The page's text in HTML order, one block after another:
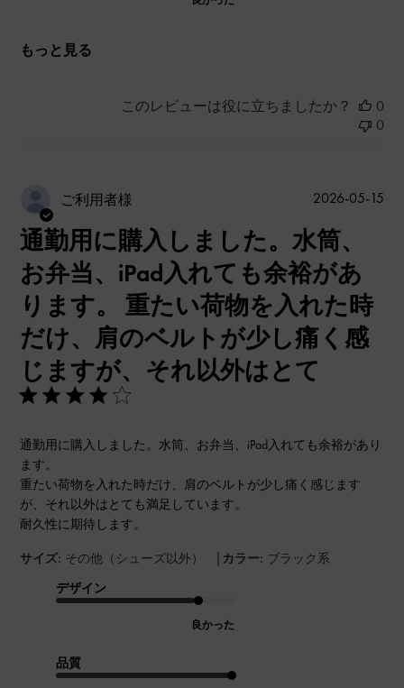
もっと見る
このレビューは役に立ちましたか？
0
0
ご利用者様
通勤用に購入しました。水筒、
お弁当、iPad入れても余裕があ
ります。 重たい荷物を入れた時
だけ、肩のベルトが少し痛く感
じますが、それ以外はとて
通勤用に購入しました。水筒、お弁当、iPad入れても余裕があり
ます。
重たい荷物を入れた時だけ、肩のベルトが少し痛く感じます
が、それ以外はとても満足しています。
耐久性に期待します。
サイズ: その他（シューズ以外） | カラー: ブラック系
デザイン
良かった
品質
公
2026-05-15